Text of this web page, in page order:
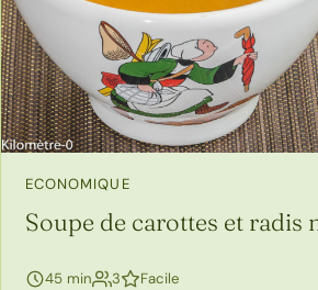
ECONOMIQUE
Soupe de carottes et radis
45 min 3personnes
Facile